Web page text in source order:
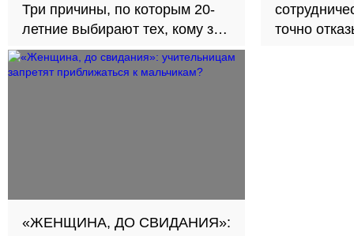
Три причины, по которым 20-
летние выбирают тех, кому за
30
точно
«ЖЕНЩИНА, ДО СВИДАНИЯ»: